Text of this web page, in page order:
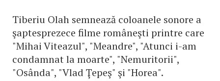
Tiberiu Olah semnează coloanele sonore a
şaptesprezece filme româneşti printre care
"Mihai Viteazul", "Meandre", "Atunci i-am
condamnat la moarte", "Nemuritorii",
"Osânda", "Vlad Ţepeş" şi "Horea".